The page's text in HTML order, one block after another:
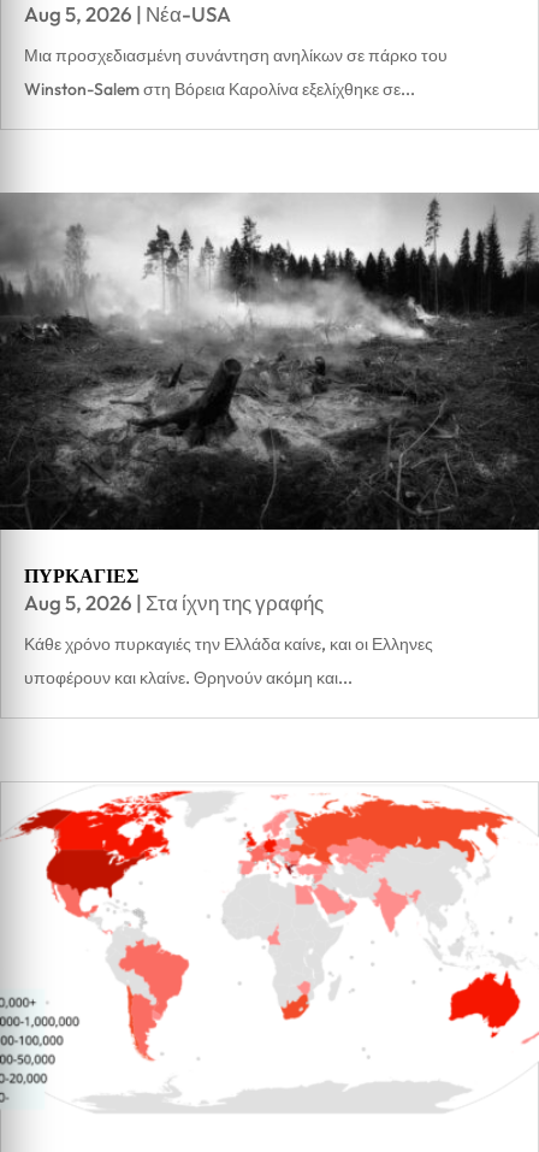
Aug 5, 2026 | Νέα-USA
Μια προσχεδιασμένη συνάντηση ανηλίκων σε πάρκο του
Winston-Salem στη Βόρεια Καρολίνα εξελίχθηκε σε...
ΠΥΡΚΑΓΙΕΣ
Aug 5, 2026 | Στα ίχνη της γραφής
Κάθε χρόνο πυρκαγιές την Ελλάδα καίνε, και οι Ελληνες
υποφέρουν και κλαίνε. Θρηνούν ακόμη και...